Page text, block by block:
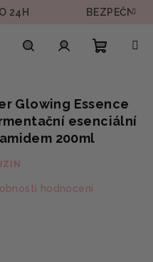
BEZPEČNÁ
košík
Glowing Essence
esenciální
200ml
hodnocení